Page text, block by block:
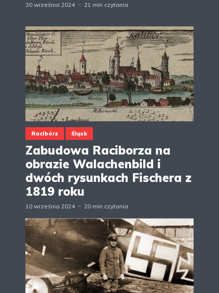
30 września 2024 21 min czytania
Racibórz Śląsk
Zabudowa Raciborza na
obrazie Walachenbild i
dwóch rysunkach Fischera z
1819 roku
10 września 2024 20 min czytania